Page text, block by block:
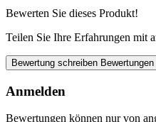
Bewerten Sie dieses Produkt!
Teilen Sie Ihre Erfahrungen mit
Bewertung schreiben
Anmelden
Bewertungen können nur von